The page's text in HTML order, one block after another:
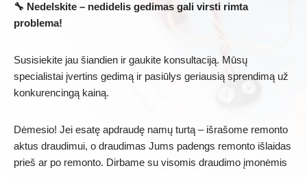
🔧 Nedelskite – nedidelis gedimas gali virsti rimta
problema!
Susisiekite jau šiandien ir gaukite konsultaciją. Mūsų
specialistai įvertins gedimą ir pasiūlys geriausią sprendimą už
konkurencingą kainą.
Dėmesio! Jei esatę apdraudę namų turtą – išrašome remonto
aktus draudimui, o draudimas Jums padengs remonto išlaidas
prieš ar po remonto. Dirbame su visomis draudimo įmonėmis